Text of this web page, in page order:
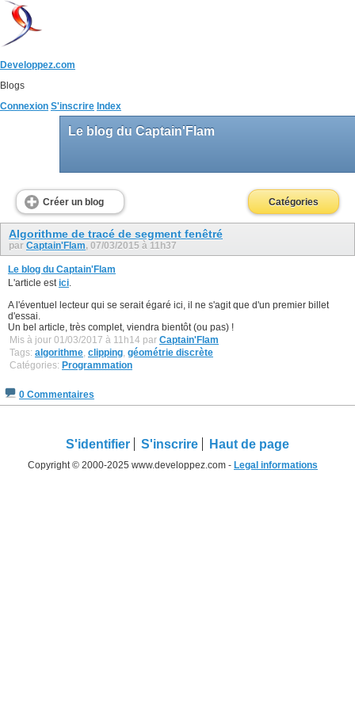
Developpez.com
Blogs
Connexion S'inscrire Index
Le blog du Captain'Flam
Créer un blog Catégories
Algorithme de tracé de segment fenêtré
par Captain'Flam, 07/03/2015 à 11h37
Le blog du Captain'Flam
L'article est ici
A l'éventuel lecteur qui se serait égaré ici, il ne s'agit que d'un premier billet
d'essai.
Un bel article, très complet, viendra bientôt (ou pas) !
Mis à jour 01/03/2017 à 11h14 par Captain'Flam
Tags: algorithme, clipping, géométrie discrète
Catégories: Programmation
0 Commentaires
S'identifier S'inscrire Haut de page
Copyright © 2000-2025 www.developpez.com - Legal informations